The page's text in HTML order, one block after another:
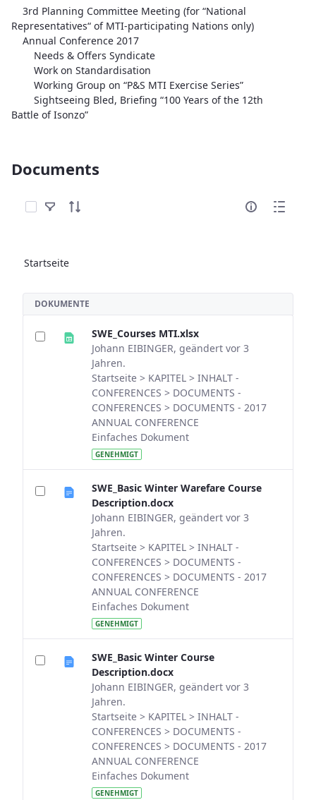
3rd Planning Committee Meeting (for “National
Representatives“ of MTI-participating Nations only)
Annual Conference 2017
Needs & Offers Syndicate
Work on Standardisation
Working Group on “P&S MTI Exercise Series”
Sightseeing Bled, Briefing “100 Years of the 12th
Battle of Isonzo”
Documents
Elemente auswählen
Startseite
DOKUMENTE
SWE_Courses MTI.xlsx
Johann EIBINGER, geändert vor 3
Jahren.
Startseite > KAPITEL > INHALT -
CONFERENCES > DOCUMENTS -
CONFERENCES > DOCUMENTS - 2017
ANNUAL CONFERENCE
Einfaches Dokument
GENEHMIGT
SWE_Basic Winter Warefare Course
Description.docx
Johann EIBINGER, geändert vor 3
Jahren.
Startseite > KAPITEL > INHALT -
CONFERENCES > DOCUMENTS -
CONFERENCES > DOCUMENTS - 2017
ANNUAL CONFERENCE
Einfaches Dokument
GENEHMIGT
SWE_Basic Winter Course
Description.docx
Johann EIBINGER, geändert vor 3
Jahren.
Startseite > KAPITEL > INHALT -
CONFERENCES > DOCUMENTS -
CONFERENCES > DOCUMENTS - 2017
ANNUAL CONFERENCE
Einfaches Dokument
GENEHMIGT